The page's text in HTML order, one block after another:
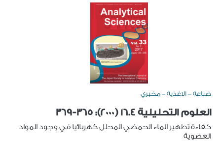
صناعة - الاغذية - مخبري
العلوم التحليلية 16.4 (2000): 365-369
كفاءة تطهير الماء الحمضي المحلل كهربائيا في وجود المواد
العضوية